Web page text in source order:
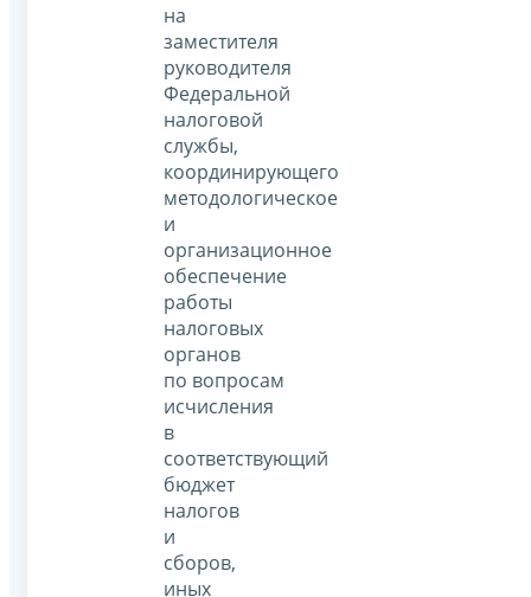
на
заместителя
руководителя
Федеральной
налоговой
службы,
координирующего
методологическое
и
организационное
обеспечение
работы
налоговых
органов
по вопросам
исчисления
в
соответствующий
бюджет
налогов
и
сборов,
иных